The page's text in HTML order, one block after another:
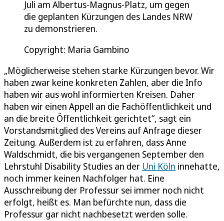
Juli am Albertus-Magnus-Platz, um gegen
die geplanten Kürzungen des Landes NRW
zu demonstrieren.
Copyright: Maria Gambino
„Möglicherweise stehen starke Kürzungen bevor. Wir
haben zwar keine konkreten Zahlen, aber die Info
haben wir aus wohl informierten Kreisen. Daher
haben wir einen Appell an die Fachöffentlichkeit und
an die breite Öffentlichkeit gerichtet“, sagt ein
Vorstandsmitglied des Vereins auf Anfrage dieser
Zeitung. Außerdem ist zu erfahren, dass Anne
Waldschmidt, die bis vergangenen September den
Lehrstuhl Disability Studies an der Uni Köln innehatte,
noch immer keinen Nachfolger hat. Eine
Ausschreibung der Professur sei immer noch nicht
erfolgt, heißt es. Man befürchte nun, dass die
Professur gar nicht nachbesetzt werden solle.